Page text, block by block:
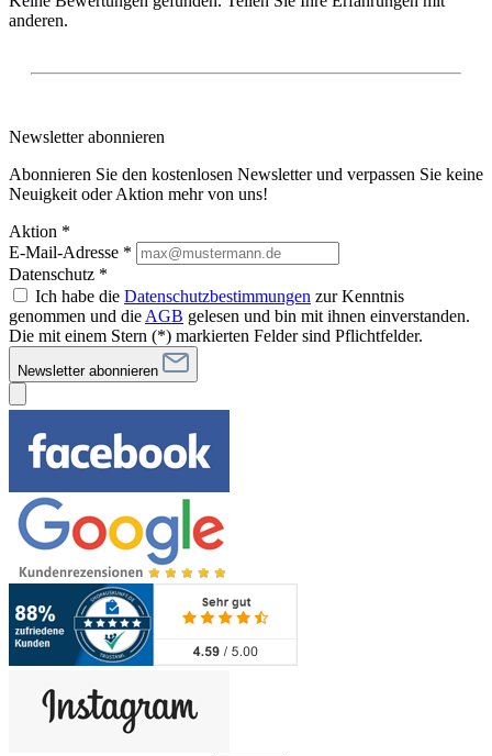
anderen.
Newsletter abonnieren
Abonnieren Sie den kostenlosen Newsletter und verpassen Sie keine
Neuigkeit oder Aktion mehr von uns!
Aktion *
E-Mail-Adresse *
Datenschutz *
Ich habe die Datenschutzbestimmungen zur Kenntnis
genommen und die AGB gelesen und bin mit ihnen einverstanden.
Die mit einem Stern (*) markierten Felder sind Pflichtfelder.
Newsletter abonnieren